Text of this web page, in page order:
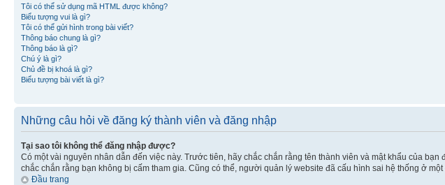
Tôi có thể sử dụng mã HTML được không?
Biểu tượng vui là gì?
Tôi có thể gửi hình trong bài viết?
Thông báo chung là gì?
Thông báo là gì?
Chú ý là gì?
Chủ đề bị khoá là gì?
Biểu tượng bài viết là gì?
Những câu hỏi về đăng ký thành viên và đăng nhập
Tại sao tôi không thể đăng nhập được?
Có một vài nguyên nhân dẫn đến việc này. Trước tiên, hãy chắc chắn rằng tên thành viên và mật khẩu của
chắc chắn rằng bạn không bị cấm tham gia. Cũng có thể, người quản lý website đã cấu hình sai hệ thống ở
Đầu trang